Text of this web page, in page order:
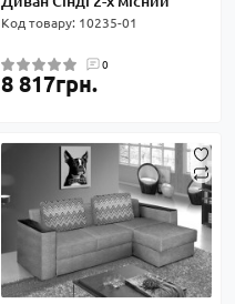
Код товару: 10235-01
0
8 817грн.